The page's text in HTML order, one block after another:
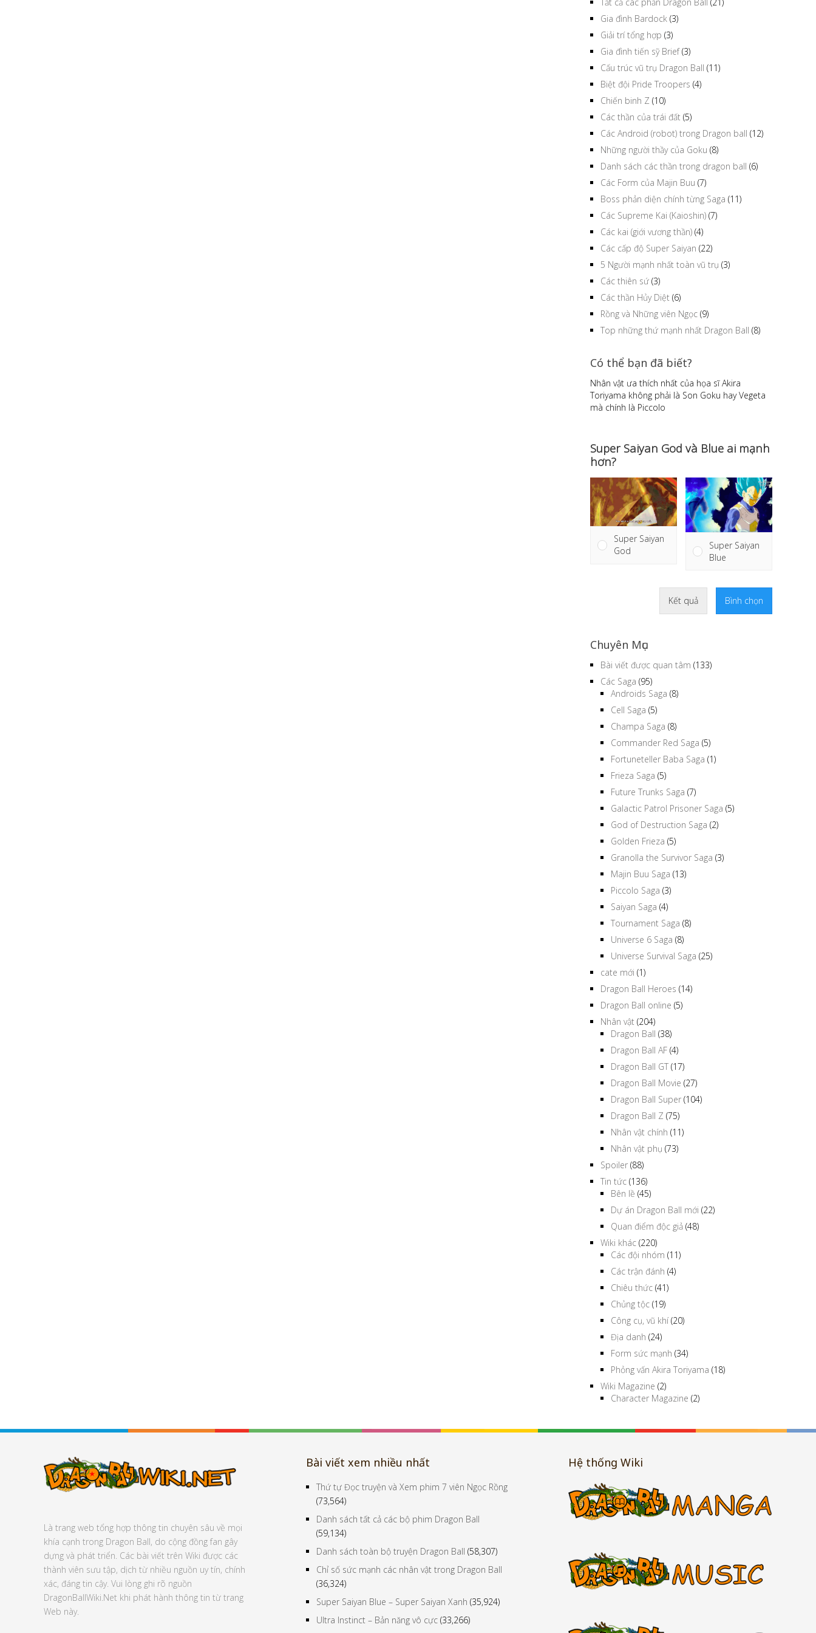
Gia đình Bardock (3)
Giải trí tổng hợp (3)
Gia đình tiến sỹ Brief(3)
Cấu trúc vũ trụ Dragon Ball (11)
Biệt đội Pride Troopers (4)
Chiến binh Z (10)
Các thần của trái đất (5)
Các Android (robot) trong Dragon ball (12)
Những người thầy của Goku (8)
Danh sách các thần trong dragon ball (6)
Các Form của Majin Buu (7)
Boss phản diện chính từng Saga (11)
Các Supreme Kai (Kaioshin) (7)
Các kai (giới vương thần) (4)
Các cấp độ Super Saiyan (22)
5 Người mạnh nhất toàn vũ trụ (3)
Các thiên sứ (3)
Các thần Hủy Diệt (6)
Rồng và Những viên Ngọc (9)
Top những thứ mạnh nhất Dragon Ball (8)
Có thể bạn đã biết?
Nhân vật ưa thích nhất của họa sĩ Akira
Toriyama không phải là Son Goku hay Vegeta
mà chính là Piccolo
Super Saiyan God và Blue ai mạnh
hơn?
Super Saiyan
God
Super Saiyan
Blue
Kết quả Bình chọn
Chuyên Mục
Bài viết được quan tâm (133)
Các Saga (95)
Androids Saga (8)
Cell Saga (5)
Champa Saga (8)
Commander Red Saga (5)
Fortuneteller Baba Saga (1)
Frieza Saga (5)
Future Trunks Saga (7)
Galactic Patrol Prisoner Saga (5)
God of Destruction Saga (2)
Golden Frieza (5)
Granolla the Survivor Saga (3)
Majin Buu Saga (13)
Piccolo Saga (3)
Saiyan Saga (4)
Tournament Saga (8)
Universe 6 Saga (8)
Universe Survival Saga (25)
cate mới (1)
Dragon Ball Heroes (14)
Dragon Ball online (5)
Nhân vật (204)
Dragon Ball (38)
Dragon Ball AF (4)
Dragon Ball GT (17)
Dragon Ball Movie (27)
Dragon Ball Super (104)
Dragon Ball Z (75)
Nhân vật chính (11)
Nhân vật phụ (73)
Spoiler (88)
Tin tức (136)
Bên lề (45)
Dự án Dragon Ball mới (22)
Quan điểm độc giả (48)
Wiki khác (220)
Các đội nhóm (11)
Các trận đánh (4)
Chiêu thức (41)
Chủng tộc (19)
Công cụ, vũ khí(20)
Địa danh (24)
Form sức mạnh (34)
Phỏng vấn Akira Toriyama (18)
Wiki Magazine (2)
Character Magazine (2)
Là trang web tổng hợp thông tin chuyên sâu về mọi
khía cạnh trong Dragon Ball, do cộng đồng fan gây
dựng và phát triển. Các bài viết trên Wiki được các
thành viên sưu tập, dịch từ nhiều nguồn uy tín, chính
xác, đáng tin cậy. Vui lòng ghi rõ nguồn
DragonBallWiki.Net khi phát hành thông tin từ trang
Web này.
Bài viết xem nhiều nhất
Thứ tự Đọc truyện và Xem phim 7 viên Ngọc Rồng
(73,564)
Danh sách tất cả các bộ phim Dragon Ball
(59,134)
Danh sách toàn bộ truyện Dragon Ball (58,307)
Chỉ số sức mạnh các nhân vật trong Dragon Ball
(36,324)
Super Saiyan Blue – Super Saiyan Xanh (35,924)
Ultra Instinct – Bản năng vô cực (33,266)
Hệ thống Wiki